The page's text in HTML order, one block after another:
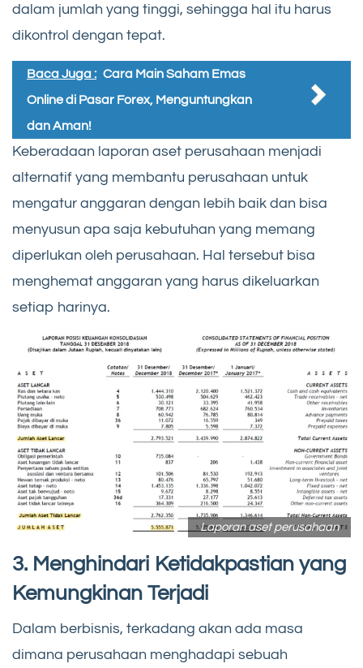
dalam jumlah yang tinggi, sehingga hal itu harus
dikontrol dengan tepat.
Baca Juga : Cara Main Saham Emas
Online di Pasar Forex, Menguntungkan
dan Aman!
Keberadaan laporan aset perusahaan menjadi
alternatif yang membantu perusahaan untuk
mengatur anggaran dengan lebih baik dan bisa
menyusun apa saja kebutuhan yang memang
diperlukan oleh perusahaan. Hal tersebut bisa
menghemat anggaran yang harus dikeluarkan
setiap harinya.
Laporan aset perusahaan
3. Menghindari Ketidakpastian yang
Kemungkinan Terjadi
Dalam berbisnis, terkadang akan ada masa
dimana perusahaan menghadapi sebuah